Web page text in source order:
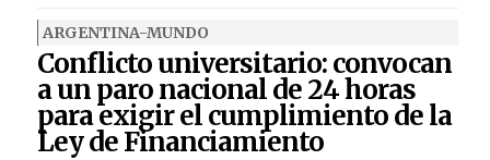
ARGENTINA-MUNDO
Conflicto universitario: convocan
a un paro nacional de 24 horas
para exigir el cumplimiento de la
Ley de Financiamiento